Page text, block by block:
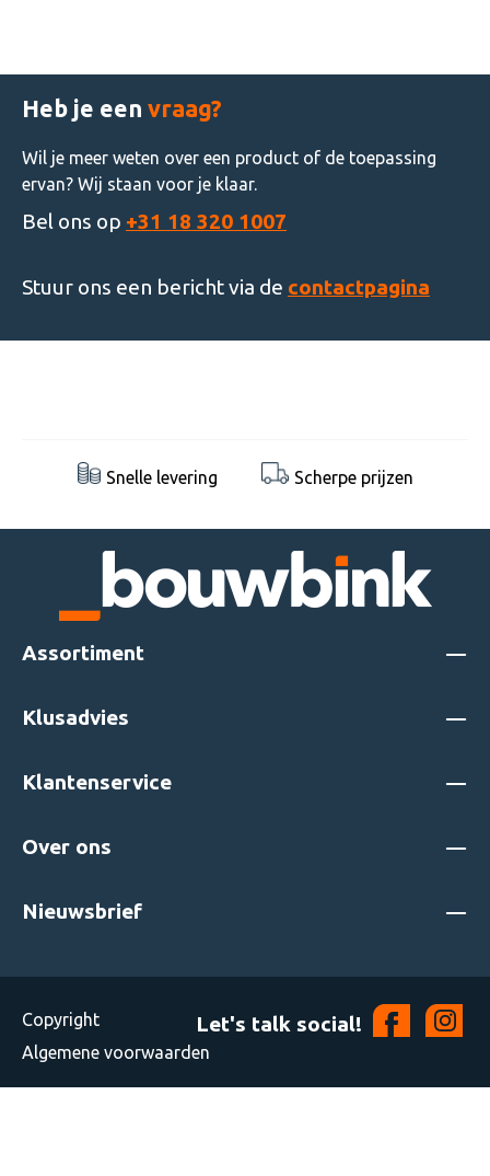
Heb je een vraag?
Wil je meer weten over een product of de toepassing
ervan? Wij staan voor je klaar.
Bel ons op +31 18 320 1007
Stuur ons een bericht via de contactpagina
Snelle levering Scherpe prijzen
Assortiment
Klusadvies
Klantenservice
Over ons
Nieuwsbrief
Copyright Let's talk social!
Algemene voorwaarden